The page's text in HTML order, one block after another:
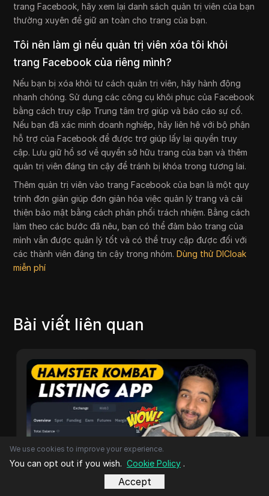
trang Facebook, hãy xem lại danh sách quản trị viên của bạn
thường xuyên để giữ an toàn cho trang của bạn.
Tôi nên làm gì nếu quản trị viên xóa tôi khỏi
trang Facebook của riêng mình?
Nếu bạn bị xóa khỏi tư cách quản trị viên, hãy hành động
nhanh chóng. Sử dụng các công cụ khôi phục của Facebook
bằng cách truy cập Trung tâm trợ giúp và báo cáo sự cố.
Nếu bạn đã xác minh doanh nghiệp, hãy liên hệ với bộ phận
hỗ trợ của Facebook để được trợ giúp lấy lại quyền truy
cập. Lưu giữ hồ sơ về quyền sở hữu trang của bạn và thêm
quản trị viên đáng tin cậy để tránh bị khóa trong tương lai.
Thêm quản trị viên vào trang Facebook của bạn là một quy
trình đơn giản giúp đơn giản hóa việc quản lý trang và cải
thiện bảo mật bằng cách phân phối trách nhiệm. Bằng cách
làm theo các bước đã nêu, bạn có thể đảm bảo trang của
mình vẫn được quản lý tốt và có thể truy cập được đối với
các thành viên đáng tin cậy trong nhóm.Dùng thử DICloak
miễn phí
Bài viết liên quan
We use cookies to improve your experience.
You can opt out if you wish. Cookie Policy .
Accept